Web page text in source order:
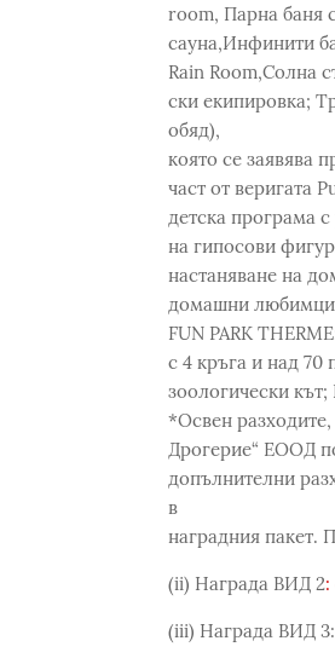
room, Парна баня
сауна,Инфинити
Rain Room,Солна
ски екипировка;
обяд),
която се заявява
част от веригата
детска програма
на гипосови
настаняване на
домашни любимци
FUN PARK
с 4 кръга и над 70
зоологически
*Освен
Дрогерие“ ЕООД
допълнителни
в
наградния пакет.
(ii) Награда ВИД 2:
(iii) Награда ВИД 3: